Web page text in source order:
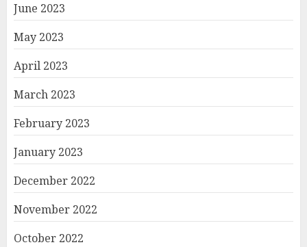
June 2023
May 2023
April 2023
March 2023
February 2023
January 2023
December 2022
November 2022
October 2022